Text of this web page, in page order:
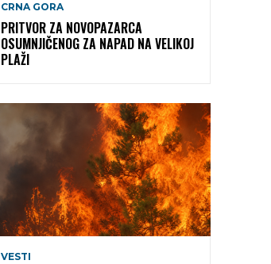
CRNA GORA
PRITVOR ZA NOVOPAZARCA
OSUMNJIČENOG ZA NAPAD NA VELIKOJ
PLAŽI
VESTI